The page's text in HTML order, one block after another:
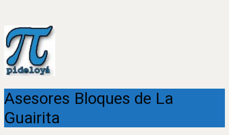
Asesores Bloques de La
Guairita